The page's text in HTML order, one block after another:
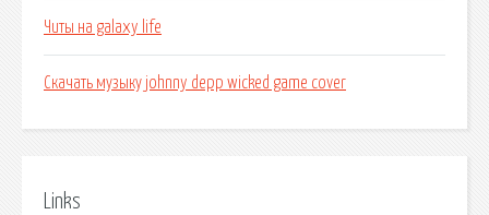
Читы на galaxy life
Скачать музыку johnny depp wicked game cover
Links